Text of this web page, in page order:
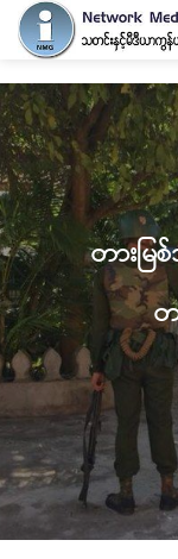
တားမ